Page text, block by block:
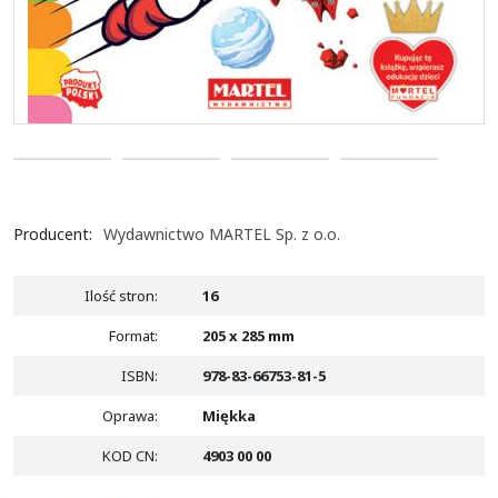
Producent: Wydawnictwo MARTEL Sp. z o.o.
Ilość stron:
16
Format:
205 x 285 mm
ISBN:
978-83-66753-81-5
Oprawa:
Miękka
KOD CN: 4903 00 00